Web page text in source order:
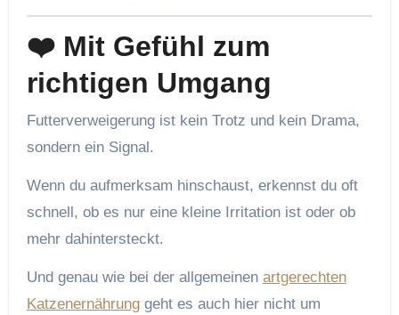
❤️ Mit Gefühl zum
richtigen Umgang
Futterverweigerung ist kein Trotz und kein Drama,
sondern ein Signal.
Wenn du aufmerksam hinschaust, erkennst du oft
schnell, ob es nur eine kleine Irritation ist oder ob
mehr dahintersteckt.
Und genau wie bei der allgemeinen artgerechten
Katzenernährunggeht es auch hier nicht um